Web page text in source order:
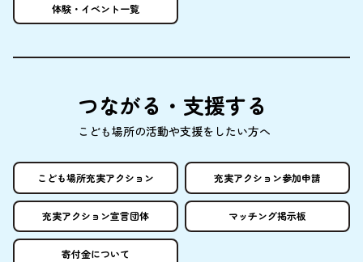
体験 ・イベント一覧
つながる・ 支援する
こども場所の活動や支援をしたい方へ
こども場所充実アクション 充実アクション参加申請
充実アクション宣言団体 マッチング掲示板
寄付金について